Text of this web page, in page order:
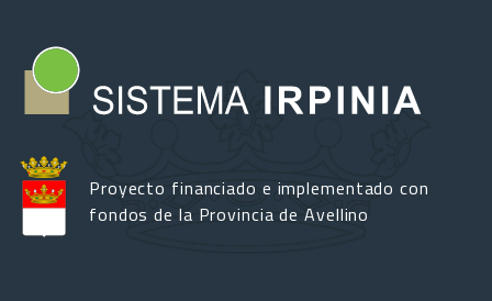
Proyecto financiado e implementado con
fondos de la Provincia de Avellino